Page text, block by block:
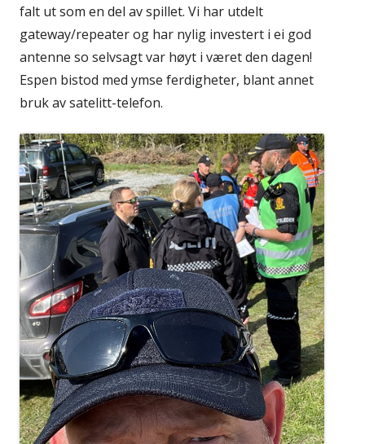
falt ut som en del av spillet. Vi har utdelt
gateway/repeater og har nylig investert i ei god
antenne so selvsagt var høyt i været den dagen!
Espen bistod med ymse ferdigheter, blant annet
bruk av satelitt-telefon.